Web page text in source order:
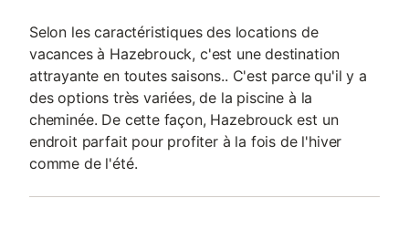
Selon les caractéristiques des locations de
vacances à Hazebrouck, c'est une destination
attrayante en toutes saisons.. C'est parce qu'il y a
des options très variées, de la piscine à la
cheminée. De cette façon, Hazebrouck est un
endroit parfait pour profiter à la fois de l'hiver
comme de l'été.